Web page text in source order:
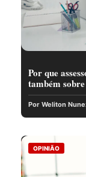
Por que
também
Por Weliton
OPINIÃO